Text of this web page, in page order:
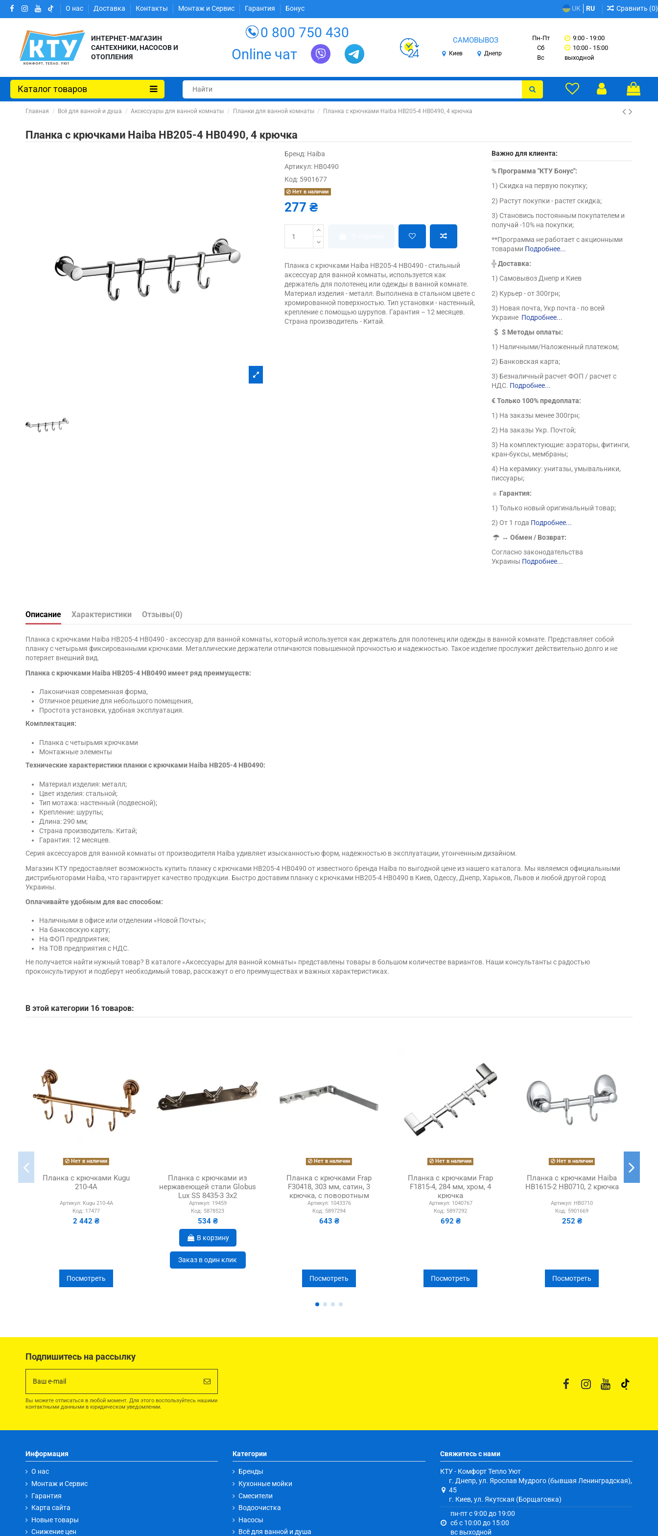
О нас Доставка Контакты Монтаж и Сервис Гарантия Бонус UK RU Сравнить (0)
ИНТЕРНЕТ-МАГАЗИН
САНТЕХНИКИ, НАСОСОВ И
ОТОПЛЕНИЯ
0 800 750 430
Online чат
САМОВЫВОЗ
Киев Днепр
Пн-Пт
Сб
Вс
9:00 - 19:00
10:00 - 15:00
выходной
Каталог товаров
Главная Всё для ванной и душа Аксессуары для ванной комнаты Планки для ванной комнаты Планка с крючками Haiba HB205-4 HB0490, 4 крючка
Планка с крючками Haiba HB205-4 HB0490, 4 крючка
Бренд: Haiba
Артикул: HB0490
Код: 5901677
Нет в наличии
277 ₴
Планка с крючками Haiba HB205-4 HB0490 - стильный
аксессуар для ванной комнаты, используется как
держатель для полотенец или одежды в ванной комнате.
Материал изделия - металл. Выполнена в стальном цвете с
хромированной поверхностью. Тип установки - настенный,
крепление с помощью шурупов. Гарантия – 12 месяцев.
Страна производитель - Китай.
Важно для клиента:
% Программа "КТУ Бонус":
1) Скидка на первую покупку;
2) Растут покупки - растет скидка;
3) Становись постоянным покупателем и
получай -10% на покупки;
**Программа не работает с акционными
товарами Подробнее...
╬Доставка:
1) Самовывоз Днепр и Киев
2) Курьер - от 300грн;
3) Новая почта, Укр почта - по всей
Украине Подробнее...
$ Методы оплаты:
1) Наличными/Наложенный платежом;
2) Банковская карта;
3) Безналичный расчет ФОП / расчет с
НДС. Подробнее...
€ Только 100% предоплата:
1) На заказы менее 300грн;
2) На заказы Укр. Почтой;
3) На комплектующие: аэраторы, фитинги,
кран-буксы, мембраны;
4) На керамику: унитазы, умывальники,
писсуары;
☼ Гарантия:
1) Только новый оригинальный товар;
2) От 1 года Подробнее...
↔Обмен / Возврат:
Согласно законодательства
Украины Подробнее...
Описание Характеристики Отзывы(0)
Планка с крючками Haiba HB205-4 HB0490 - аксессуар для ванной комнаты, который используется как держатель для полотенец или одежды в ванной комнате. Представляет собой
планку с четырьмя фиксированными крючками. Металлические держатели отличаются повышенной прочностью и надежностью. Такое изделие прослужит действительно долго и не
потеряет внешний вид.
Планка с крючками Haiba HB205-4 HB0490 имеет ряд преимуществ:
Лаконичная современная форма,
Отличное решение для небольшого помещения,
Простота установки, удобная эксплуатация.
Комплектация:
Планка с четырьмя крючками
Монтажные элементы
Технические характеристики планки с крючками Haiba HB205-4 HB0490:
Материал изделия: металл;
Цвет изделия: стальной;
Тип мотажа: настенный (подвесной);
Крепление: шурупы;
Длина: 290 мм;
Страна производитель: Китай;
Гарантия: 12 месяцев.
Серия аксессуаров для ванной комнаты от производителя Haiba удивляет изысканностью форм, надежностью в эксплуатации, утонченным дизайном.
Магазин КТУ предоставляет возможность купить планку с крючками HB205-4 HB0490 от известного бренда Haiba по выгодной цене из нашего каталога. Мы являемся официальными
дистрибьюторами Haiba, что гарантирует качество продукции. Быстро доставим планку с крючками HB205-4 HB0490 в Киев, Одессу, Днепр, Харьков, Львов и любой другой город
Украины.
Оплачивайте удобным для вас способом:
Наличными в офисе или отделении «Новой Почты»;
На банковскую карту;
На ФОП предприятия;
На ТОВ предприятия с НДС.
Не получается найти нужный товар? В каталоге «Аксессуары для ванной комнаты» представлены товары в большом количестве вариантов. Наши консультанты с радостью
проконсультируют и подберут необходимый товар, расскажут о его преимуществах и важных характеристиках.
В этой категории 16 товаров:
Нет в наличии
Планка с крючками Kugu
210-4A
Артикул: Kugu 210-4A
Код: 17477
2 442 ₴
Посмотреть
Планка с крючками из
нержавеющей стали Globus
Lux SS 8435-3 3х2
Артикул: 19459
Код: 5878523
534 ₴
В корзину
Заказ в один клик
Нет в наличии
Планка с крючками Frap
F30418, 303 мм, сатин, 3
крючка, с поворотным
держателем
Артикул: 1043376
Код: 5897294
643 ₴
Посмотреть
Нет в наличии
Планка с крючками Frap
F1815-4, 284 мм, хром, 4
крючка
Артикул: 1040767
Код: 5897292
692 ₴
Посмотреть
Нет в наличии
Планка с крючками Haiba
HB1615-2 HB0710, 2 крючка
Артикул: HB0710
Код: 5901669
252 ₴
Посмотреть
Подпишитесь на рассылку
Вы можете отписаться в любой момент. Для этого воспользуйтесь нашими
контактными данными в юридическом уведомлении.
Информация
О нас
Монтаж и Сервис
Гарантия
Карта сайта
Новые товары
Снижение цен
Категории
Бренды
Кухонные мойки
Смесители
Водоочистка
Насосы
Всё для ванной и душа
Свяжитесь с нами
КТУ - Комфорт Тепло Уют
г. Днепр, ул. Ярослав Мудрого (бывшая Ленинградская),
45
г. Киев, ул. Якутская (Борщаговка)
пн-пт с 9:00 до 19:00
сб с 10:00 до 15:00
вс выходной